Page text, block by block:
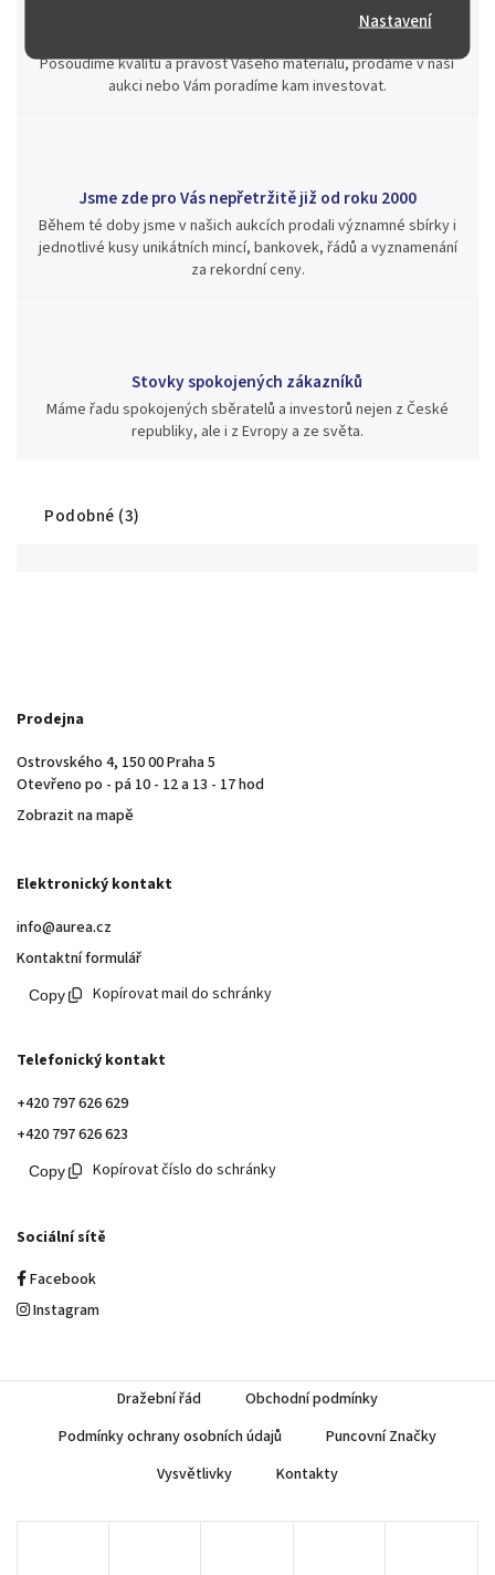
Nastavení
Špičkové služby za nejlepší ceny
Posoudíme kvalitu a pravost Vašeho materiálu, prodáme v naší
aukci nebo Vám poradíme kam investovat.
Jsme zde pro Vás nepřetržitě již od roku 2000
Během té doby jsme v našich aukcích prodali významné sbírky i
jednotlivé kusy unikátních mincí, bankovek, řádů a vyznamenání
za rekordní ceny.
Stovky spokojených zákazníků
Máme řadu spokojených sběratelů a investorů nejen z České
republiky, ale i z Evropy a ze světa.
Podobné (3)
Prodejna
Ostrovského 4, 150 00 Praha 5
Otevřeno po - pá 10 - 12 a 13 - 17 hod
Zobrazit na mapě
Elektronický kontakt
info@aurea.cz
Kontaktní formulář
Kopírovat mail do schránky
Telefonický kontakt
+420 797 626 629
+420 797 626 623
Kopírovat číslo do schránky
Sociální sítě
Facebook
Instagram
Dražební řád
Obchodní podmínky
Podmínky ochrany osobních údajů
Puncovní Značky
Vysvětlivky
Kontakty